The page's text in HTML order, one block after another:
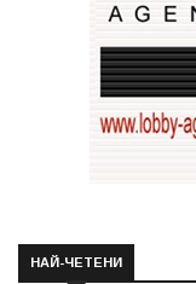
НАЙ-ЧЕТЕНИ